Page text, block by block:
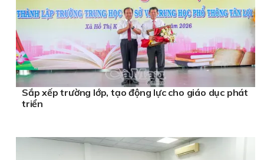
Sắp xếp trường lớp, tạo động lực cho giáo dục phát
triển